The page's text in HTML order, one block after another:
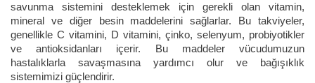
savunma sistemini desteklemek için gerekli olan vitamin,
mineral ve diğer besin maddelerini sağlarlar. Bu takviyeler,
genellikle C vitamini, D vitamini, çinko, selenyum, probiyotikler
ve antioksidanları içerir. Bu maddeler vücudumuzun
hastalıklarla savaşmasına yardımcı olur ve bağışıklık
sistemimizi güçlendirir.